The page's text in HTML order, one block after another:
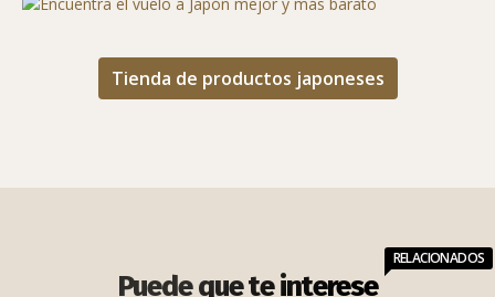
Tienda de productos japoneses
Puede que te interese
RELACIONADOS